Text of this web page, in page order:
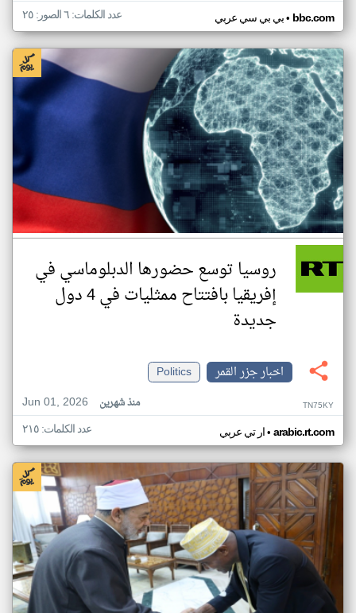
بي بي سي عربي• bbc.com عدد الكلمات: ٦ الصور: ٢٥
روسيا توسع حضورها الدبلوماسي في
إفريقيا بافتتاح ممثليات في 4 دول
جديدة
اخبار جزر القمر
Politics
Jun 01, 2026
منذ شهرين TN75KY
ار تي عربي• arabic.rt.com عدد الكلمات: ٢١٥